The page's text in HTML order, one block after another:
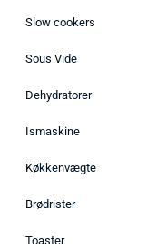
Slow cookers
Sous Vide
Dehydratorer
Ismaskine
Køkkenvægte
Brødrister
Toaster